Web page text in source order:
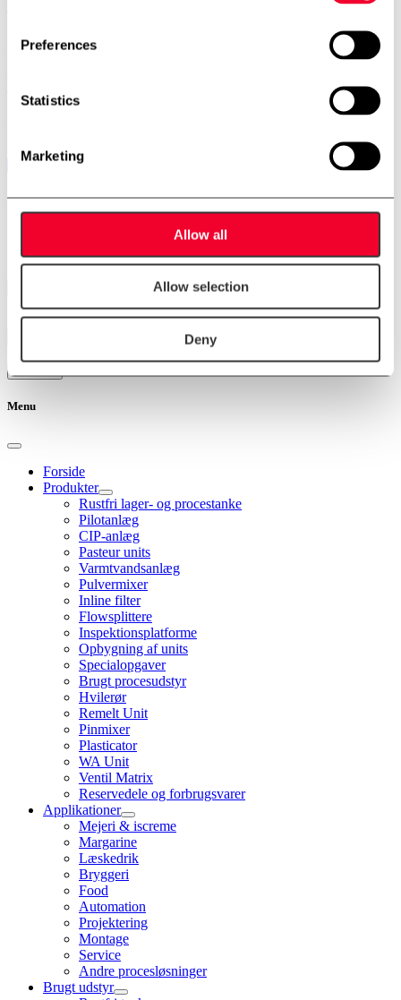
Preferences
Statistics
Marketing
Allow all
Allow selection
Deny
Aalborg – Afdeling
Telefon:+45 7534 3434
Nyhedsbrev
Navn
E-mail
Menu
Forside
Produkter
Rustfri lager- og procestanke
Pilotanlæg
CIP-anlæg
Pasteur units
Varmtvandsanlæg
Pulvermixer
Inline filter
Flowsplittere
Inspektionsplatforme
Opbygning af units
Specialopgaver
Brugt procesudstyr
Hvilerør
Remelt Unit
Pinmixer
Plasticator
WA Unit
Ventil Matrix
Reservedele og forbrugsvarer
Applikationer
Mejeri & iscreme
Margarine
Læskedrik
Bryggeri
Food
Automation
Projektering
Montage
Service
Andre procesløsninger
Brugt udstyr